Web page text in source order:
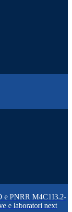
e PNRR M4C1I3.2-
e laboratori next